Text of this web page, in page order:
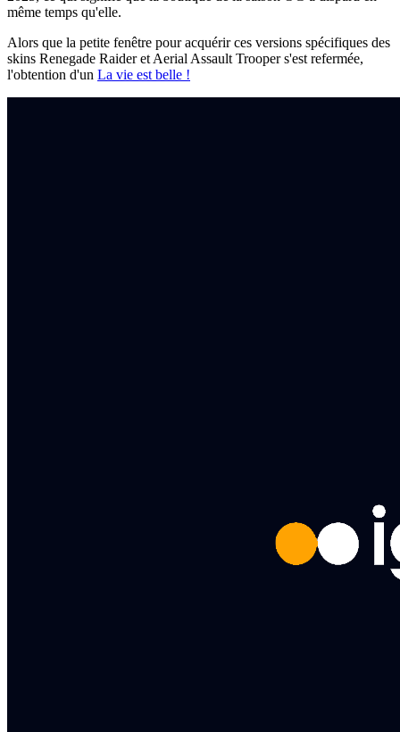
même temps qu'elle.
Alors que la petite fenêtre pour acquérir ces versions spécifiques des
skins Renegade Raider et Aerial Assault Trooper s'est refermée,
l'obtention d'un La vie est belle !